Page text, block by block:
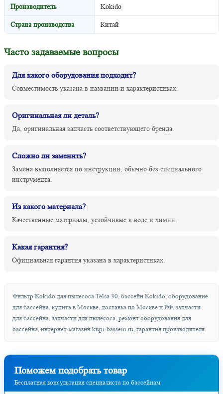
Производитель Kokido
Страна производства Китай
Часто задаваемые вопросы
Для какого оборудования подходит?
Совместимость указана в названии и характеристиках.
Оригинальная ли деталь?
Да, оригинальная запчасть соответствующего бренда.
Сложно ли заменить?
Замена выполняется по инструкции, обычно без специального
инструмента.
Из какого материала?
Качественные материалы, устойчивые к воде и химии.
Какая гарантия?
Официальная гарантия указана в характеристиках.
Фильтр Kokido для пылесоса Telsa 30, бассейн Kokido, оборудование
для бассейна, купить в Москве, доставка по Москве и РФ, запчасти
для бассейна, запчасти для пылесоса, ремонт оборудования для
бассейна, интернет-магазин kupi-bassein.ru, гарантия производителя.
Поможем подобрать товар
Бесплатная консультация специалиста по бассейнам